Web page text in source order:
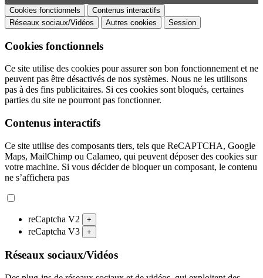
Cookies fonctionnels
Contenus interactifs
Réseaux sociaux/Vidéos
Autres cookies Session
Cookies fonctionnels
Ce site utilise des cookies pour assurer son bon fonctionnement et ne
peuvent pas être désactivés de nos systèmes. Nous ne les utilisons
pas à des fins publicitaires. Si ces cookies sont bloqués, certaines
parties du site ne pourront pas fonctionner.
Contenus interactifs
Ce site utilise des composants tiers, tels que ReCAPTCHA, Google
Maps, MailChimp ou Calameo, qui peuvent déposer des cookies sur
votre machine. Si vous décider de bloquer un composant, le contenu
ne s’affichera pas
reCaptcha V2 +
reCaptcha V3 +
Réseaux sociaux/Vidéos